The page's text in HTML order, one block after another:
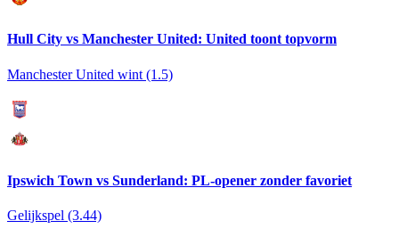
Hull City vs Manchester United: United toont topvorm
Manchester United wint (1.5)
Ipswich Town vs Sunderland: PL-opener zonder favoriet
Gelijkspel (3.44)